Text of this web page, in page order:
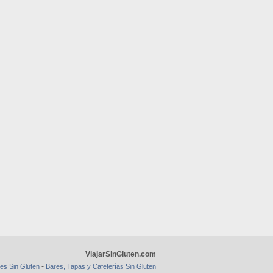
ViajarSinGluten.com
Sin Gluten - Bares, Tapas y Cafeterías Sin Gluten